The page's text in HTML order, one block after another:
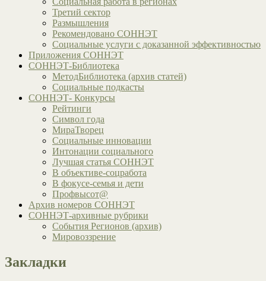
Третий сектор
Размышления
Рекомендовано СОННЭТ
Социальные услуги с доказанной эффективностью
Приложения СОННЭТ
СОННЭТ-Библиотека
МетодБиблиотека (архив статей)
Социальные подкасты
СОННЭТ- Конкурсы
Рейтинги
Символ года
МираТворец
Социальные инновации
Интонации социального
Лучшая статья СОННЭТ
В объективе-соцработа
В фокусе-семья и дети
Профвысот@
Архив номеров СОННЭТ
СОННЭТ-архивные рубрики
События Регионов (архив)
Мировоззрение
Закладки